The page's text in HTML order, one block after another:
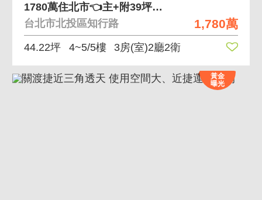
1,780萬
1780萬住北市👈️主+附39坪立功園區上班近
台北市北投區知行路
44.22坪 4~5/5樓 3房(室)2廳2衛
黃金
曝光